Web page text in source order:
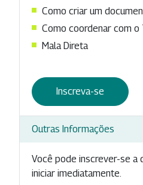
Como criar um
Como coordenar com o
Mala Direta
Inscreva-se
Outras Informações
Você pode inscrever-se a
iniciar imediatamente.